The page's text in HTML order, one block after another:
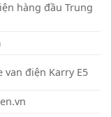
hàng đầu Trung
van điện Karry E5